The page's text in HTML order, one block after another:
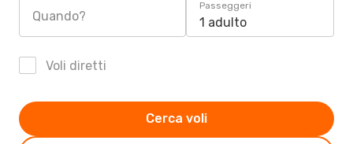
Quando?
Passeggeri
1 adulto
Voli diretti
Cerca voli